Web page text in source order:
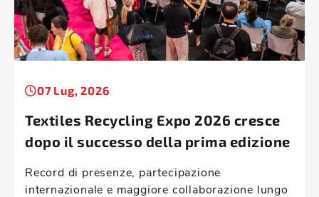
07 Lug, 2026
Textiles Recycling Expo 2026 cresce
dopo il successo della prima edizione
Record di presenze, partecipazione
internazionale e maggiore collaborazione lungo